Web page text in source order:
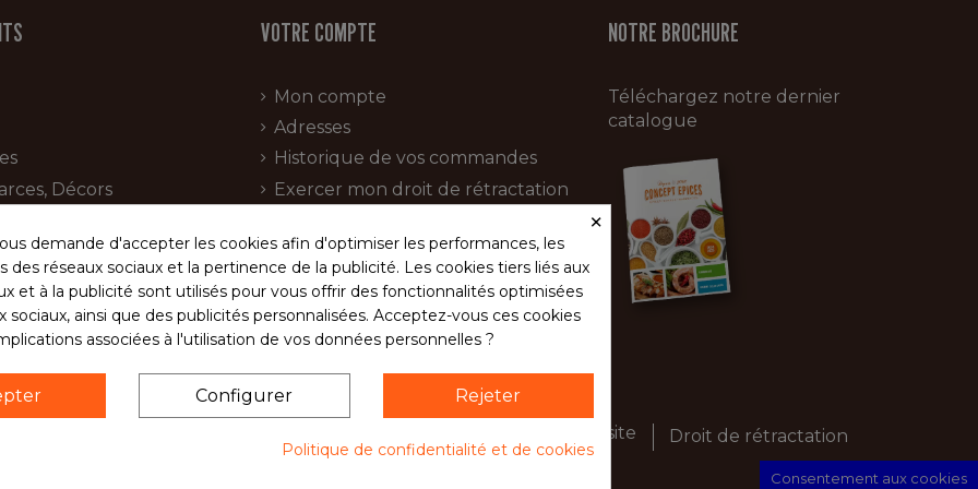
Décors
VOTRE COMPTE
Mon compte
Adresses
Historique de vos commandes
Exercer mon droit de rétractation
NOTRE BROCHURE
Téléchargez notre dernier
catalogue
Suivez notre actualité
Plan du site Droit de rétractation
×
demande d'accepter les cookies afin d'optimiser les performances, les
des réseaux sociaux et la pertinence de la publicité. Les cookies tiers liés aux
et à la publicité sont utilisés pour vous offrir des fonctionnalités optimisées
sociaux, ainsi que des publicités personnalisées. Acceptez-vous ces cookies
associées à l'utilisation de vos données personnelles ?
Configurer Rejeter
Politique de confidentialité et de cookies
Consentement aux cookies